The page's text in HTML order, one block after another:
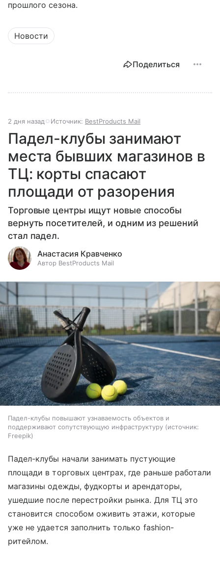
прошлого сезона.
Новости
Поделиться
2 дня назад Источник: BestProducts Mail
Падел-клубы занимают
места бывших магазинов в
ТЦ: корты спасают
площади от разорения
Торговые центры ищут новые способы
вернуть посетителей, и одним из решений
стал падел.
Анастасия Кравченко
Автор BestProducts Mail
Падел-клубы повышают узнаваемость объектов и
поддерживают сопутствующую инфраструктуру
источник:
Freepik
Падел-клубы начали занимать пустующие
площади в торговых центрах, где раньше работали
магазины одежды, фудкорты и арендаторы,
ушедшие после перестройки рынка. Для ТЦ это
становится способом оживить этажи, которые
уже не удается заполнить только fashion-
ритейлом.